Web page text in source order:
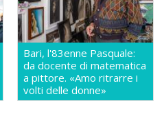
Bari, l'83enne Pasquale:
da docente di matematica
a pittore. «Amo ritrarre i
volti delle donne»